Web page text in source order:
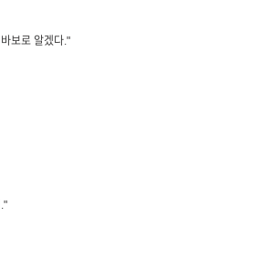
보로 알겠다."